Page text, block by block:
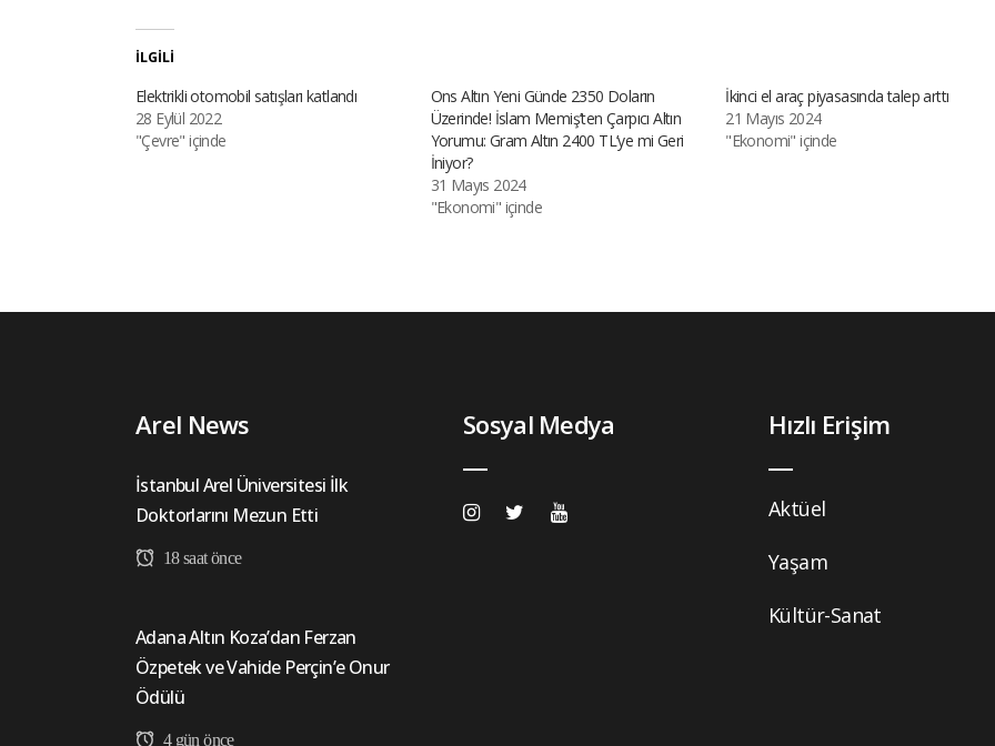
İLGILI
Elektrikli otomobil satışları katlandı
28 Eylül 2022
"Çevre" içinde
Ons Altın Yeni Günde 2350 Doların
Üzerinde! İslam Memiş’ten Çarpıcı Altın
Yorumu: Gram Altın 2400 TL’ye mi Geri
İniyor?
31 Mayıs 2024
"Ekonomi" içinde
İkinci el araç piyasasında talep arttı
21 Mayıs 2024
"Ekonomi" içinde
Arel News
İstanbul Arel Üniversitesi İlk
Doktorlarını Mezun Etti
18 saat önce
Adana Altın Koza’dan Ferzan
Özpetek ve Vahide Perçin’e Onur
Ödülü
4 gün önce
Sosyal Medya Hızlı Erişim
Aktüel
Yaşam
Kültür-Sanat